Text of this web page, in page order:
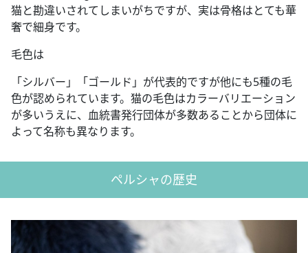
猫と勘違いされてしまいがちですが、実は骨格はとても華
奢で細身です。
毛色は
「シルバー」「ゴールド」が代表的ですが他にも5種の毛
色が認められています。猫の毛色はカラーバリエーション
が多いうえに、血統書発行団体が多数あることから団体に
よって名称も異なります。
ペルシャの歴史